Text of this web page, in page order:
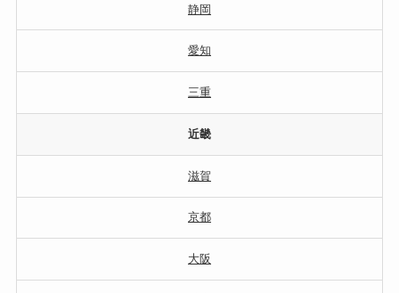
静岡
愛知
三重
近畿
滋賀
京都
大阪